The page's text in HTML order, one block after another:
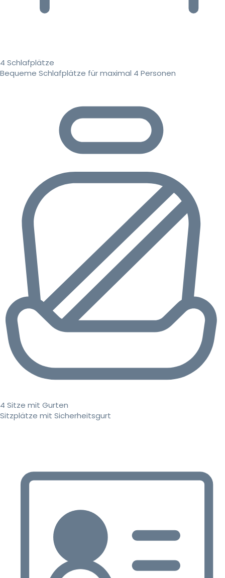
4 Schlafplätze
Bequeme Schlafplätze für maximal 4 Personen
4 Sitze mit Gurten
Sitzplätze mit Sicherheitsgurt